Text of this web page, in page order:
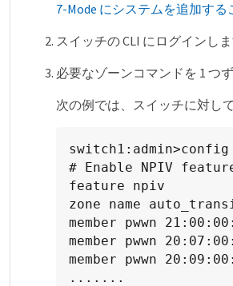
7-Mode にシステムを追加す
スイッチの CLI にログインしま
必要なゾーンコマンドを 1 つ
次の例では、スイッチに対し
# Enable NPIV
feature npiv
zone name
member pwwn
member pwwn
member pwwn
.......